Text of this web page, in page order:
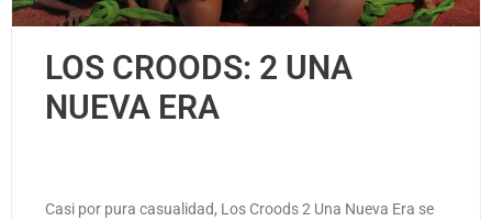
LOS CROODS: 2 UNA
NUEVA ERA
Casi por pura casualidad, Los Croods 2 Una Nueva Era se